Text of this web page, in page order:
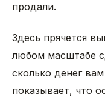
продали.
Здесь прячется
любом масштабе
сколько денег
показывает, что